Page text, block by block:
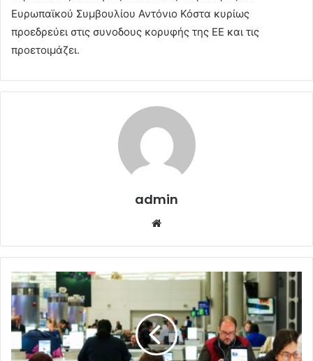
Ευρωπαϊκού Συμβουλίου Αντόνιο Κόστα κυρίως
προεδρεύει στις συνοδους κορυφής της ΕΕ και τις
προετοιμάζει.
admin